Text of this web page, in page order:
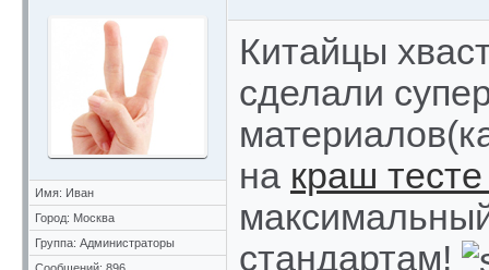
Имя: Иван
Город: Москва
Группа: Администраторы
Китайцы
сделали
на краш
стандартам!